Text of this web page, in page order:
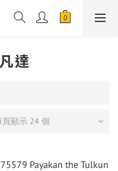
達
頁顯示 24 個